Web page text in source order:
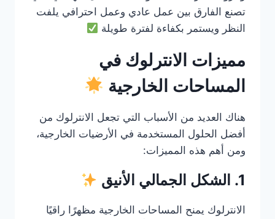
تصنع الفارق بين عمل عادي وعمل احترافي يلفت
النظر ويستمر بكفاءة لفترة طويلة
مميزات الانترلوك في
المساحات الخارجية
هناك العديد من الأسباب التي تجعل الانترلوك من
أفضل الحلول المستخدمة في الأرضيات الخارجية،
ومن أهم هذه المميزات:
1. الشكل الجمالي الأنيق
الانترلوك يمنح المساحات الخارجية مظهرًا راقيًا